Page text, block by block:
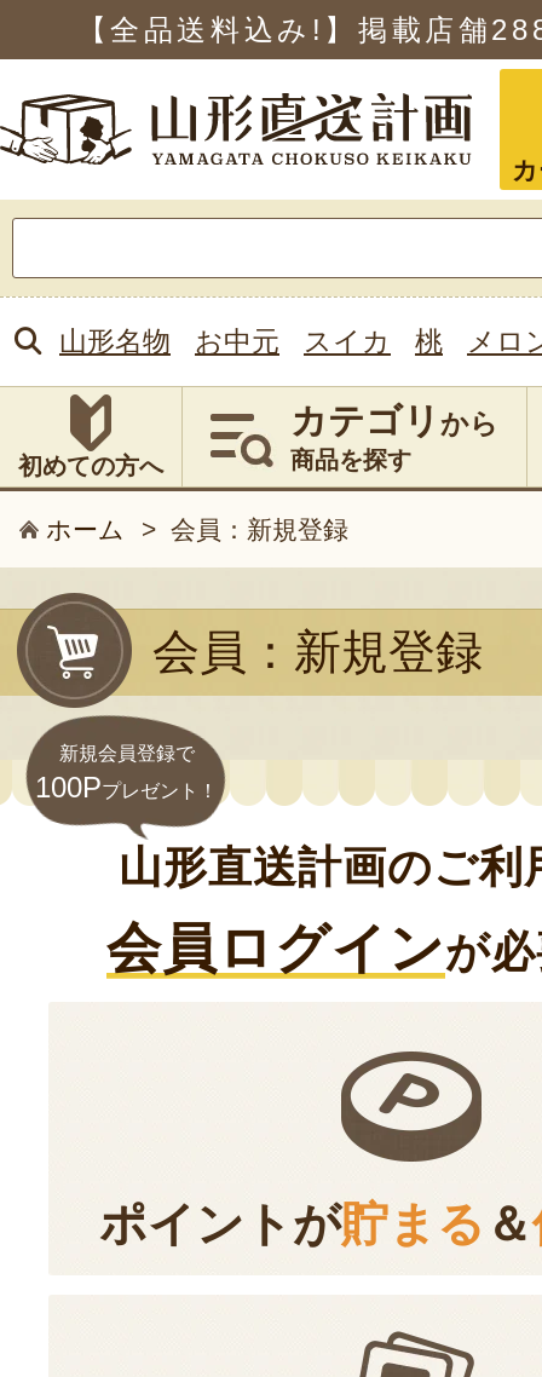
【全品送料込み!】掲載店舗
索:
山形名物 お中元 スイカ 桃 メロ
初めての方へ
カテゴリ から
商品を探す
ホーム > 会員：新規登録
会員：新規登録
新規会員登録で
100Pプレゼント！
山形直送計画のご利
会員ログインが
ポイントが貯まる ＆